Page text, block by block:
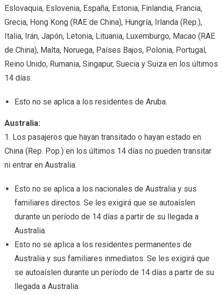
Eslovaquia, Eslovenia, España, Estonia, Finlandia, Francia,
Grecia, Hong Kong (RAE de China), Hungría, Irlanda (Rep.),
Italia, Irán, Japón, Letonia, Lituania, Luxemburgo, Macao (RAE
de China), Malta, Noruega, Países Bajos, Polonia, Portugal,
Reino Unido, Rumania, Singapur, Suecia y Suiza en los últimos
14 días.
Esto no se aplica a los residentes de Aruba.
Australia:
1. Los pasajeros que hayan transitado o hayan estado en
China (Rep. Pop.) en los últimos 14 días no pueden transitar
ni entrar en Australia.
Esto no se aplica a los nacionales de Australia y sus
familiares directos. Se les exigirá que se autoaíslen
durante un período de 14 días a partir de su llegada a
Australia.
Esto no se aplica a los residentes permanentes de
Australia y sus familiares inmediatos. Se les exigirá que
se autoaíslen durante un período de 14 días a partir de su
llegada a Australia.